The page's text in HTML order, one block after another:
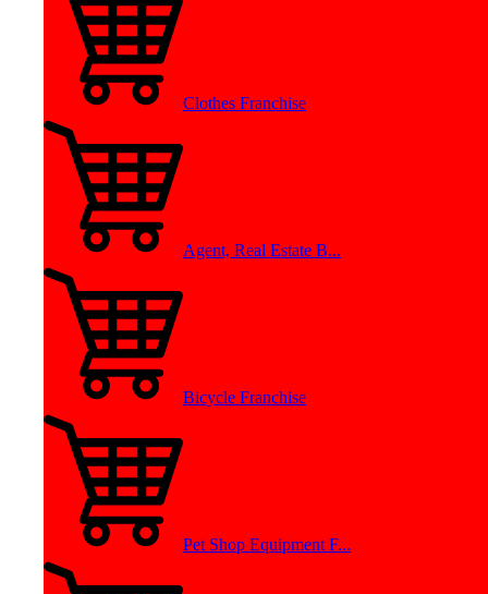
Clothes Franchise
Agent, Real Estate B...
Bicycle Franchise
Pet Shop Equipment F...